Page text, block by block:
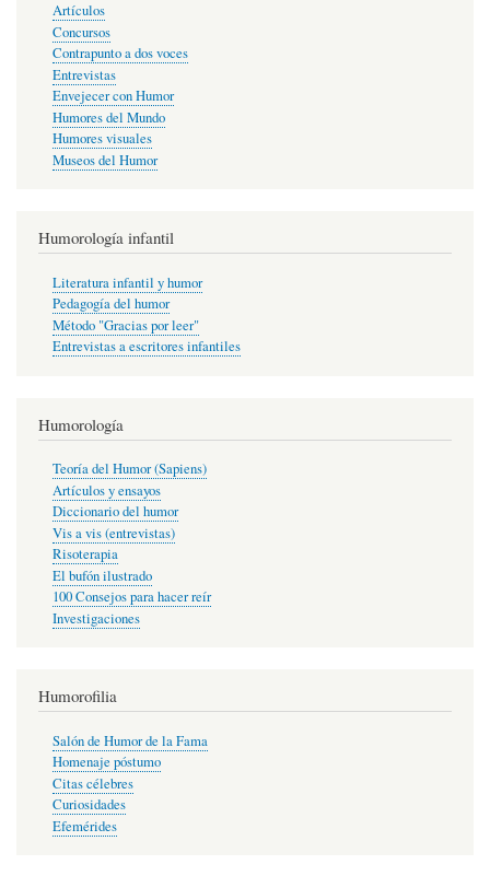
Artículos
Concursos
Contrapunto a dos voces
Entrevistas
Envejecer con Humor
Humores del Mundo
Humores visuales
Museos del Humor
Humorología infantil
Literatura infantil y humor
Pedagogía del humor
Método "Gracias por leer"
Entrevistas a escritores infantiles
Humorología
Teoría del Humor (Sapiens)
Artículos y ensayos
Diccionario del humor
Vis a vis (entrevistas)
Risoterapia
El bufón ilustrado
100 Consejos para hacer reír
Investigaciones
Humorofilia
Salón de Humor de la Fama
Homenaje póstumo
Citas célebres
Curiosidades
Efemérides